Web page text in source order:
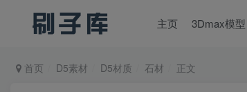
主页 3Dmax模型
首页 D5素材 D5材质 石材 正文